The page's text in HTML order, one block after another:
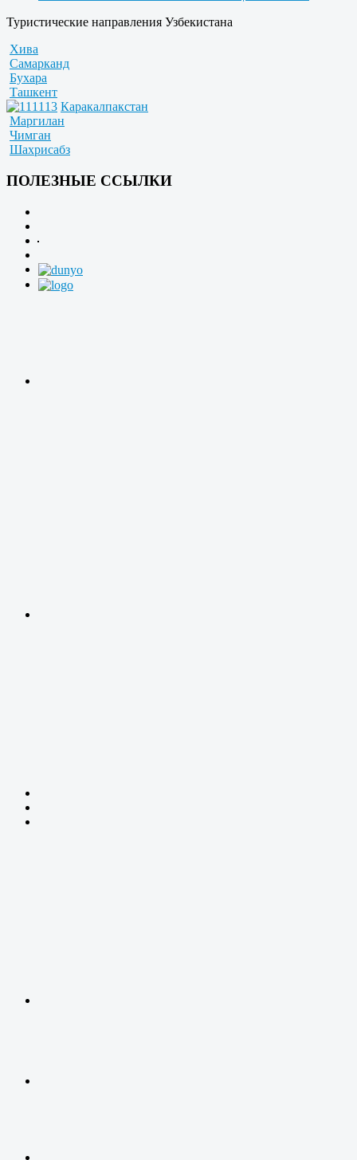
Туристические направления Узбекистана
Хива
Самарканд
Бухара
Ташкент
Каракалпакстан
Маргилан
Чимган
Шахрисабз
ПОЛЕЗНЫЕ ССЫЛКИ